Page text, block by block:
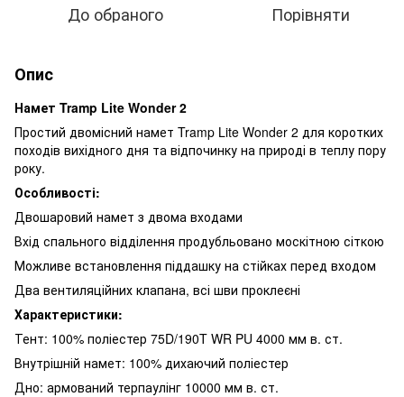
До обраного Порівняти
Опис
Намет Tramp Lite Wonder 2
Простий двомісний намет Tramp Lite Wonder 2 для коротких
походів вихідного дня та відпочинку на природі в теплу пору
року.
Особливості:
Двошаровий намет з двома входами
Вхід спального відділення продубльовано москітною сіткою
Можливе встановлення піддашку на стійках перед входом
Два вентиляційних клапана, всі шви проклеєні
Характеристики:
Тент: 100% поліестер 75D/190T WR PU 4000 мм в. ст.
Внутрішній намет: 100% дихаючий поліестер
Дно: армований терпаулінг 10000 мм в. ст.